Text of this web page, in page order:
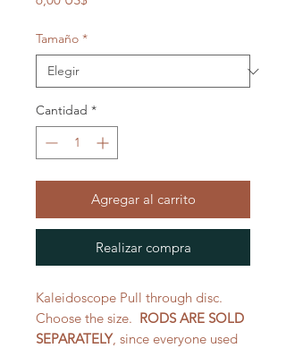
Tamaño *
Cantidad *
Agregar al carrito
Realizar compra
Kaleidoscope Pull through disc.
Choose the size. RODS ARE SOLD
SEPARATELY, since everyone used